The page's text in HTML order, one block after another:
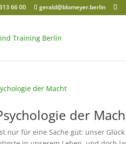
66 00 gerald@blomeyer.berlin
der
nur für eine Sache gut: unser